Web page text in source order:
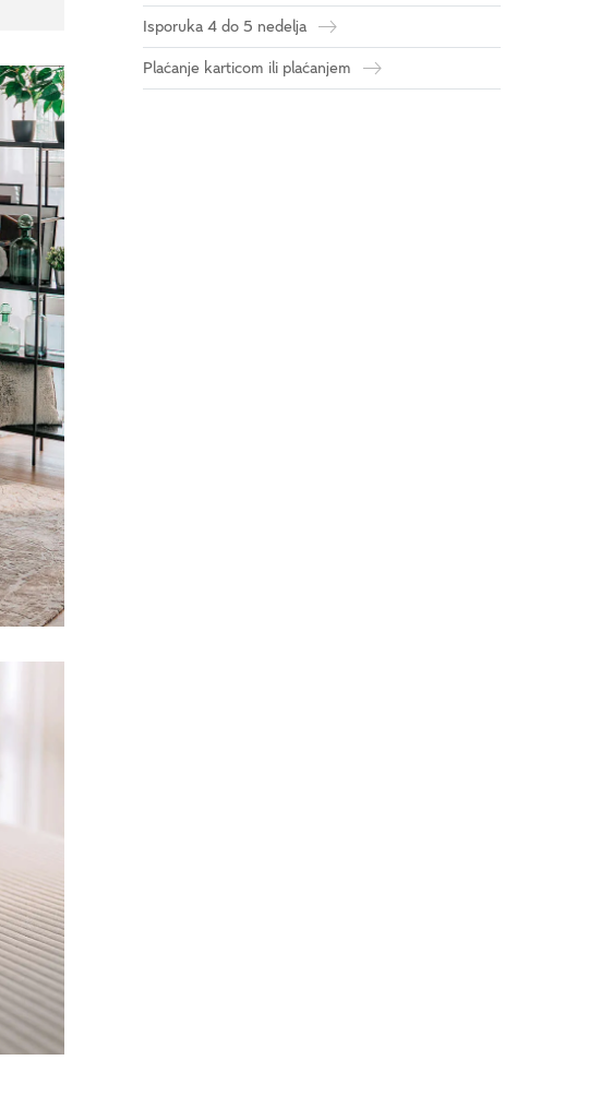
Isporuka 4 do 5 nedelja
Plaćanje karticom ili plaćanjem